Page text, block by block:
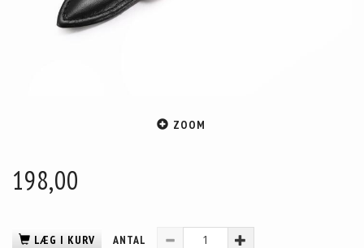
ZOOM
198,00
LÆG I KURV ANTAL